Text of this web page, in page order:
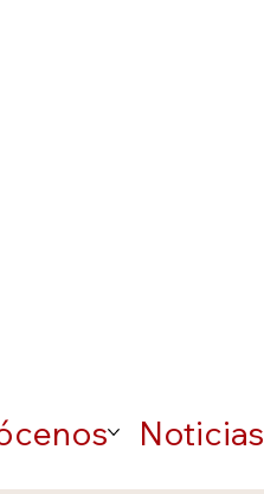
Noticias